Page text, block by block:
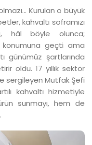
Kurulan o büyük
kahvaltı soframızı
hâl böyle olunca;
konumuna geçti ama
günümüz şartlarında
oldu. 17 yıllık sektör
sergileyen Mutfak Şefi
kahvaltı hizmetiyle
sunmayı, hem de